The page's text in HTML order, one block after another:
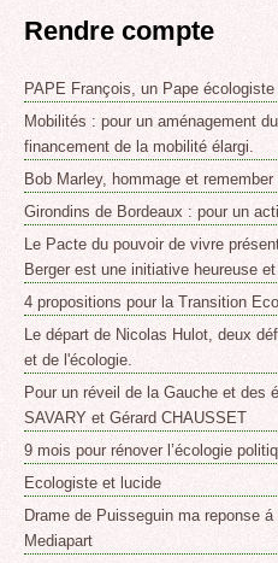
Rendre compte
PAPE François, un Pape écologiste
Mobilités : pour un aménagement
financement de la mobilité élargi.
Bob Marley, hommage et remember
Girondins de Bordeaux : pour un
Le Pacte du pouvoir de vivre
Berger est une initiative heureuse
4 propositions pour la Transition
Le départ de Nicolas Hulot, deux
et de l'écologie.
Pour un réveil de la Gauche et des
SAVARY et Gérard CHAUSSET
9 mois pour rénover l’écologie
Ecologiste et lucide
Drame de Puisseguin ma reponse
Mediapart